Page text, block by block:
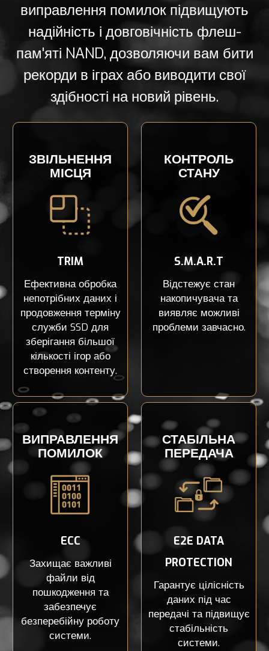
виправлення помилок підвищують
надійність і довговічність флеш-
пам'яті NAND, дозволяючи вам бити
рекорди в іграх або виводити свої
здібності на новий рівень.
ЗВІЛЬНЕННЯ
МІСЦЯ
TRIM
Ефективна обробка
непотрібних даних і
продовження терміну
служби SSD для
зберігання більшої
кількості ігор або
створення контенту.
КОНТРОЛЬ
СТАНУ
S.M.A.R.T
Відстежує стан
накопичувача та
виявляє можливі
проблеми завчасно.
ВИПРАВЛЕННЯ
ПОМИЛОК
ECC
Захищає важливі
файли від
пошкодження та
забезпечує
безперебійну роботу
системи.
СТАБІЛЬНА
ПЕРЕДАЧА
E2E DATA
PROTECTION
Гарантує цілісність
даних під час
передачі та підвищує
стабільність
системи.